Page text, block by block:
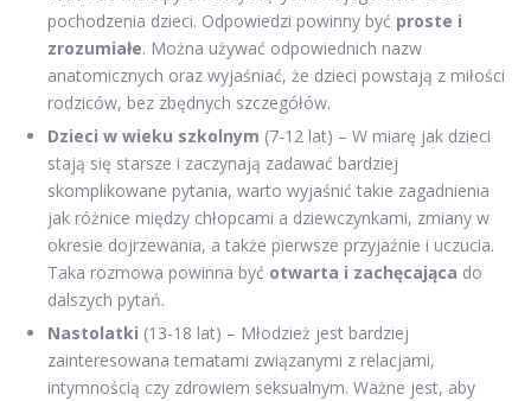
pochodzenia dzieci. Odpowiedzi powinny być proste i
zrozumiałe. Można używać odpowiednich nazw
anatomicznych oraz wyjaśniać, że dzieci powstają z miłości
rodziców, bez zbędnych szczegółów.
Dzieci w wieku szkolnym (7-12 lat) – W miarę jak dzieci
stają się starsze i zaczynają zadawać bardziej
skomplikowane pytania, warto wyjaśnić takie zagadnienia
jak różnice między chłopcami a dziewczynkami, zmiany w
okresie dojrzewania, a także pierwsze przyjaźnie i uczucia.
Taka rozmowa powinna być otwarta i zachęcająca do
dalszych pytań.
Nastolatki (13-18 lat) – Młodzież jest bardziej
zainteresowana tematami związanymi z relacjami,
intymnością czy zdrowiem seksualnym. Ważne jest, aby